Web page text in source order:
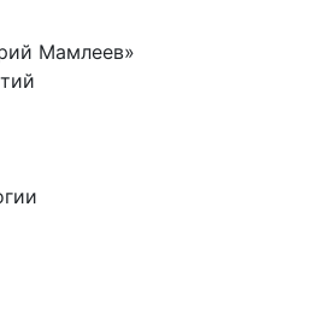
Мамлеев»